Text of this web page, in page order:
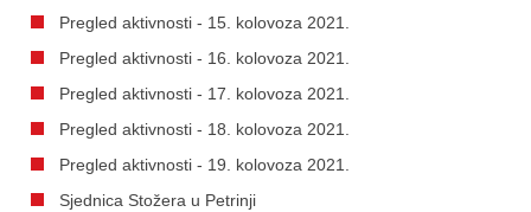
Pregled aktivnosti - 15. kolovoza 2021.
Pregled aktivnosti - 16. kolovoza 2021.
Pregled aktivnosti - 17. kolovoza 2021.
Pregled aktivnosti - 18. kolovoza 2021.
Pregled aktivnosti - 19. kolovoza 2021.
Sjednica Stožera u Petrinji